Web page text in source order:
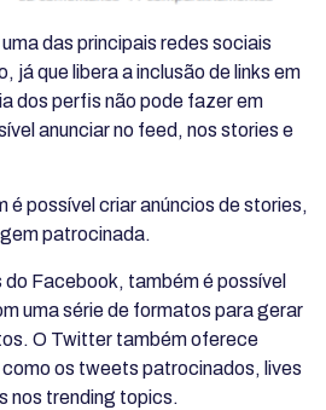
das principais redes sociais
já que libera a inclusão de links em
dos perfis não pode fazer em
anunciar no feed, nos stories e
é possível criar anúncios de stories,
patrocinada.
do Facebook, também é possível
uma série de formatos para gerar
O Twitter também oferece
os tweets patrocinados, lives
nos trending topics.